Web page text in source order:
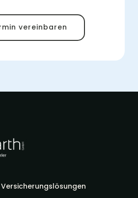
vereinbaren